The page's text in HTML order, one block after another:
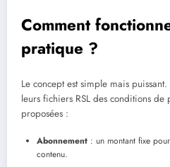
Comment
pratique ?
Le concept est simple mais
leurs fichiers RSL des conditions de
proposées :
Abonnement : un montant fixe
contenu.